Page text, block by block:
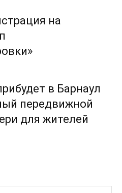
на
в Барнаул
передвижной
для жителей